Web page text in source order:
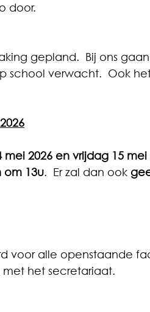
door.
gepland.  Bij ons
school verwacht.  Ook
2026 en vrijdag 15 mei
om 13u.  Er zal dan ook
voor alle openstaande
het secretariaat.